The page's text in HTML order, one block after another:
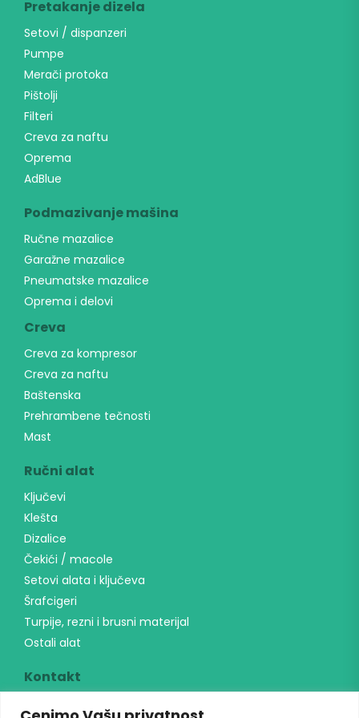
Pretakanje dizela
Setovi / dispanzeri
Pumpe
Merači protoka
Pištolji
Filteri
Creva za naftu
Oprema
AdBlue
Podmazivanje mašina
Ručne mazalice
Garažne mazalice
Pneumatske mazalice
Oprema i delovi
Creva
Creva za kompresor
Creva za naftu
Baštenska
Prehrambene tečnosti
Mast
Ručni alat
Ključevi
Klešta
Dizalice
Čekići / macole
Setovi alata i ključeva
Šrafcigeri
Turpije, rezni i brusni materijal
Ostali alat
Kontakt